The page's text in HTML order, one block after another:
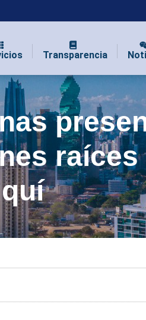
Transparencia
raíces